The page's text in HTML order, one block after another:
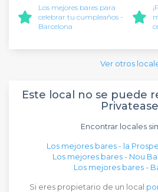
Los mejores bares para
celebrar tu cumpleaños -
Barcelona
Ver otros
Este local no se puede
Encontrar locales
Los mejores bares - la
Los mejores bares - Nou
Los mejores bares -
Si eres propietario de un local